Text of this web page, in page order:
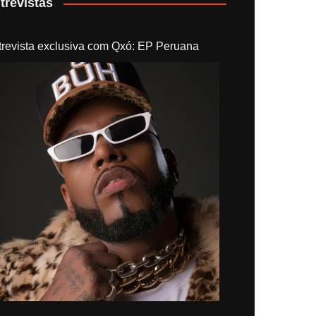
exclusiva com Qxó: EP Peruana